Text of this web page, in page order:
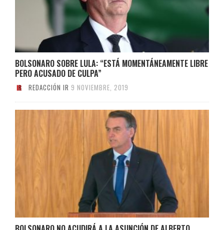
BOLSONARO SOBRE LULA: “ESTÁ MOMENTÁNEAMENTE LIBRE
PERO ACUSADO DE CULPA”
REDACCIÓN IR 9 NOVIEMBRE, 2019